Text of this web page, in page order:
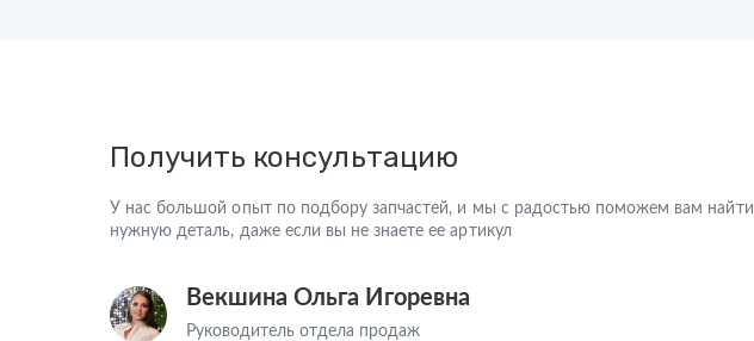
Получить консультацию
У нас большой опыт по подбору запчастей, и мы с радостью поможем вам найти
нужную деталь, даже если вы не знаете ее артикул
Векшина Ольга Игоревна
Руководитель отдела продаж